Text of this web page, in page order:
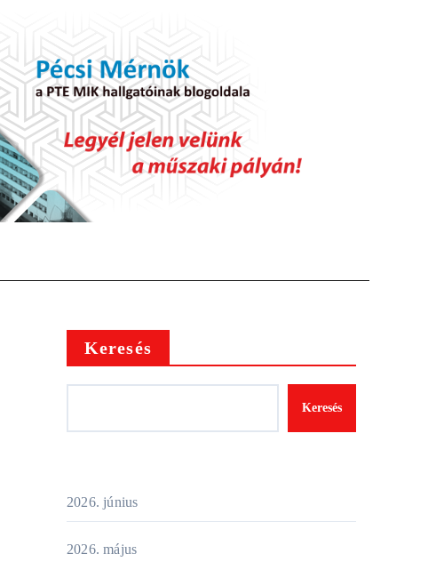
Keresés
Keresés
2026. június
2026. május